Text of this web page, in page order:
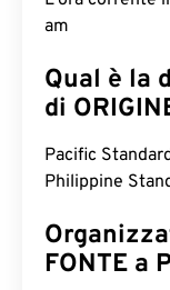
am
Qual è la
di
Pacific
Philippine
FONTE a